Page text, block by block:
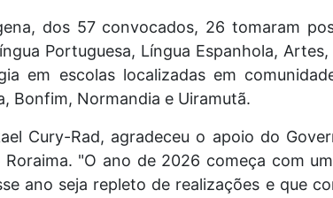
dos 57 convocados, 26 tomaram
Portuguesa, Língua Espanhola, Artes,
em escolas localizadas em
Bonfim, Normandia e Uiramutã.
Cury-Rad, agradeceu o apoio do
"O ano de 2026 começa com
ano seja repleto de realizações e que